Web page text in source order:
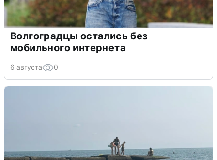
Волгоградцы остались без
мобильного интернета
6 августа 0